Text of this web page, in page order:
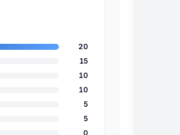
20
15
10
10
5
5
0